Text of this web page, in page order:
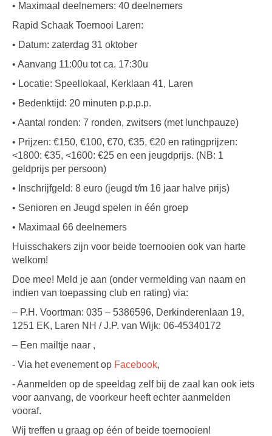
• Maximaal deelnemers: 40 deelnemers
Rapid Schaak Toernooi Laren:
• Datum: zaterdag 31 oktober
• Aanvang 11:00u tot ca. 17:30u
• Locatie: Speellokaal, Kerklaan 41, Laren
• Bedenktijd: 20 minuten p.p.p.p.
• Aantal ronden: 7 ronden, zwitsers (met lunchpauze)
• Prijzen: €150, €100, €70, €35, €20 en ratingprijzen:
<1800: €35, <1600: €25 en een jeugdprijs. (NB: 1
geldprijs per persoon)
• Inschrijfgeld: 8 euro (jeugd t/m 16 jaar halve prijs)
• Senioren en Jeugd spelen in één groep
• Maximaal 66 deelnemers
Huisschakers zijn voor beide toernooien ook van harte
welkom!
Doe mee! Meld je aan (onder vermelding van naam en
indien van toepassing club en rating) via:
– P.H. Voortman: 035 – 5386596, Derkinderenlaan 19,
1251 EK, Laren NH / J.P. van Wijk: 06-45340172
– Een mailtje naar ,
- Via het evenement op Facebook,
- Aanmelden op de speeldag zelf bij de zaal kan ook iets
voor aanvang, de voorkeur heeft echter aanmelden
vooraf.
Wij treffen u graag op één of beide toernooien!